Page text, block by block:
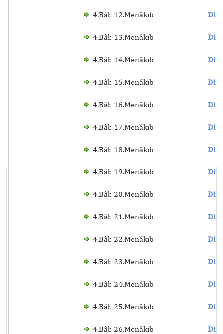
4.Bâb 12.Menâkıb
4.Bâb 13.Menâkıb
4.Bâb 14.Menâkıb
4.Bâb 15.Menâkıb
4.Bâb 16.Menâkıb
4.Bâb 17.Menâkıb
4.Bâb 18.Menâkıb
4.Bâb 19.Menâkıb
4.Bâb 20.Menâkıb
4.Bâb 21.Menâkıb
4.Bâb 22.Menâkıb
4.Bâb 23.Menâkıb
4.Bâb 24.Menâkıb
4.Bâb 25.Menâkıb
4.Bâb 26.Menâkıb